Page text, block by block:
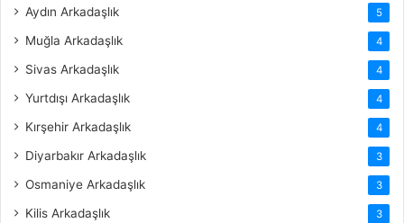
Aydın Arkadaşlık 5
Muğla Arkadaşlık 4
Sivas Arkadaşlık 4
Yurtdışı Arkadaşlık 4
Kırşehir Arkadaşlık 4
Diyarbakır Arkadaşlık 3
Osmaniye Arkadaşlık 3
Kilis Arkadaşlık 3